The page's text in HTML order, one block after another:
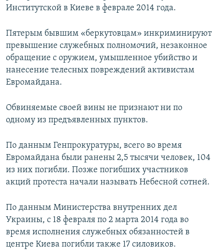
Институтской в Киеве в феврале 2014 года.
Пятерым бывшим «беркутовцам» инкриминируют
превышение служебных полномочий, незаконное
обращение с оружием, умышленное убийство и
нанесение телесных повреждений активистам
Евромайдана.
Обвиняемые своей вины не признают ни по
одному из предъявленных пунктов.
По данным Генпрокуратуры, всего во время
Евромайдана были ранены 2,5 тысячи человек, 104
из них погибли. Позже погибших участников
акций протеста начали называть Небесной сотней.
По данным Министерства внутренних дел
Украины, с 18 февраля по 2 марта 2014 года во
время исполнения служебных обязанностей в
центре Киева погибли также 17 силовиков.